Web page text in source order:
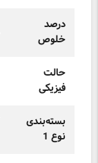
درصد
خلوص
حالت
فیزیکی
بسته‌بندی
نوع 1